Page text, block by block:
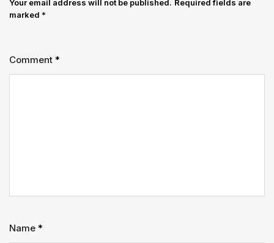
गया
Your email address will not be published. Required fields are
marked *
Comment *
Name *